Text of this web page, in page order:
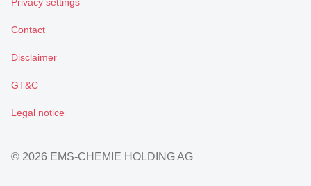
Privacy settings
Contact
Disclaimer
GT&C
Legal notice
© 2026 EMS-CHEMIE HOLDING AG